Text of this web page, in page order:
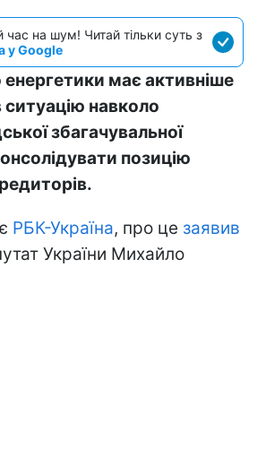
час на шум! Читай тільки суть з
у Google
енергетики має активніше
навколо
збагачувальної
позицію
РБК-Україна, про це заявив
України Михайло